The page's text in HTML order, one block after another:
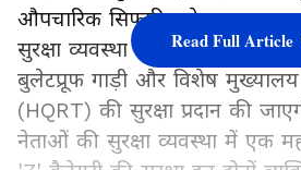
औपचारिक सिफारिश के बाद
सुरक्षा व्यवस्था के तहत, अब दोनों
बुलेटप्रूफ गाड़ी और विशेष मुख्यालय
(HQRT) की सुरक्षा प्रदान की
नेताओं की सुरक्षा व्यवस्था में एक